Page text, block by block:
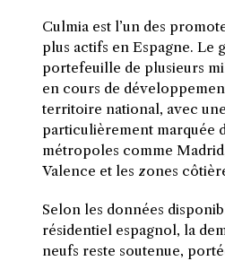
Culmia est l’un des
plus actifs en Espagne. Le
portefeuille de plusieurs
en cours de
territoire national, avec
particulièrement marquée
métropoles comme
Valence et les zones
Selon les données
résidentiel espagnol, la
neufs reste soutenue,